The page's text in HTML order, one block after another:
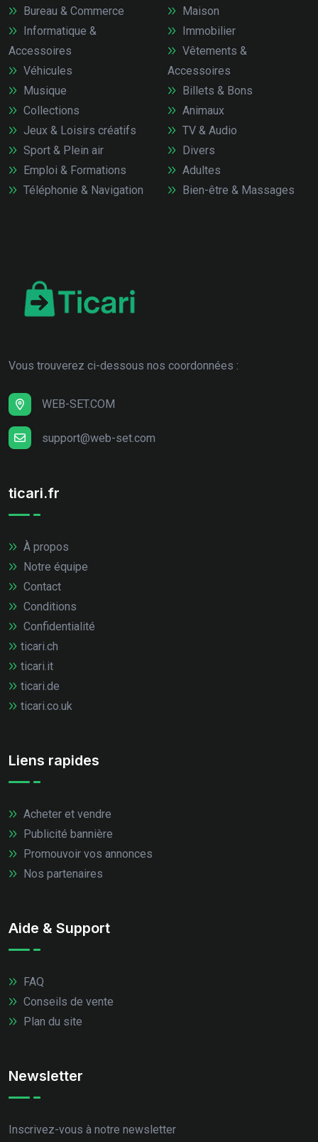
Bureau & Commerce
Informatique &
Accessoires
Véhicules
Maison
Immobilier
Vêtements &
Accessoires
Musique
Collections
Jeux & Loisirs créatifs
Sport & Plein air
Emploi & Formations
Téléphonie & Navigation
Billets & Bons
Animaux
TV & Audio
Divers
Adultes
Bien-être & Massages
Vous trouverez ci-dessous nos coordonnées :
WEB-SET.COM
support@web-set.com
ticari.fr
À propos
Notre équipe
Contact
Conditions
Confidentialité
ticari.ch
ticari.it
ticari.de
ticari.co.uk
Liens rapides
Acheter et vendre
Publicité bannière
Promouvoir vos annonces
Nos partenaires
Aide & Support
FAQ
Conseils de vente
Plan du site
Newsletter
Inscrivez-vous à notre newsletter